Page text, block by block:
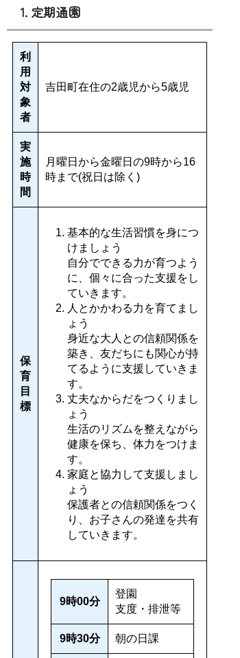
1. 定期通園
利
用
対
象
者
吉田町在住の2歳児から5歳児
実
施
時
間
月曜日から金曜日の9時から16
時まで(祝日は除く)
保
育
目
標
基本的な生活習慣を身につ
けましょう
自分でできる力が育つよう
に、個々に合った支援をし
ていきます。
人とかかわる力を育てまし
ょう
身近な大人との信頼関係を
築き、友だちにも関心が持
てるように支援していきま
す。
丈夫なからだをつくりまし
ょう
生活のリズムを整えながら
健康を保ち、体力をつけま
す。
家庭と協力して支援しまし
ょう
保護者との信頼関係をつく
り、お子さんの発達を共有
していきます。
9時00分
登園
支度・排泄等
9時30分 朝の日課